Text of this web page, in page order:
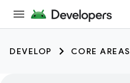
DEVELOP CORE AREAS